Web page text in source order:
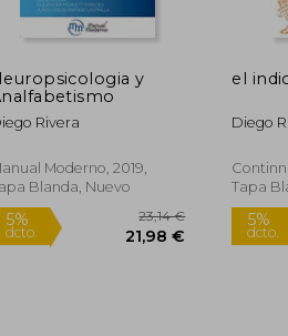
y
Rivera
Moderno, 2019,
Blanda, Nuevo
el
Diego
Tapa